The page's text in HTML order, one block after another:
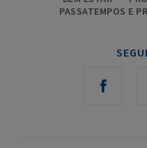
PASSATEMPOS E